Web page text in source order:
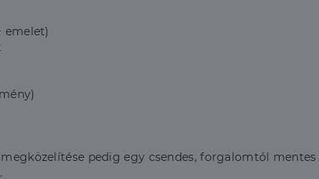
emelet)
pedig egy csendes, forgalomtól